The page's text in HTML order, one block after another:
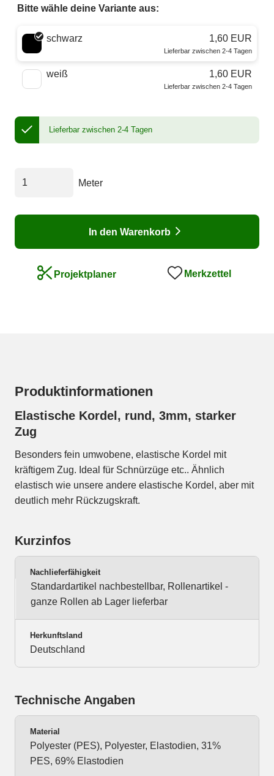
Bitte wähle deine Variante aus:
Wähle eine Farbe
schwarz 1,60 EUR
Lieferbar zwischen 2-4 Tagen
weiß 1,60 EUR
Lieferbar zwischen 2-4 Tagen
Lieferbar zwischen 2-4 Tagen
Meter
In den Warenkorb
Projektplaner Merkzettel
Produktinformationen
Elastische Kordel, rund, 3mm, starker
Zug
Besonders fein umwobene, elastische Kordel mit
kräftigem Zug. Ideal für Schnürzüge etc.. Ähnlich
elastisch wie unsere andere elastische Kordel, aber mit
deutlich mehr Rückzugskraft.
Kurzinfos
Nachlieferfähigkeit
Standardartikel nachbestellbar, Rollenartikel -
ganze Rollen ab Lager lieferbar
Herkunftsland
Deutschland
Technische Angaben
Material
Polyester (PES), Polyester, Elastodien, 31%
PES, 69% Elastodien